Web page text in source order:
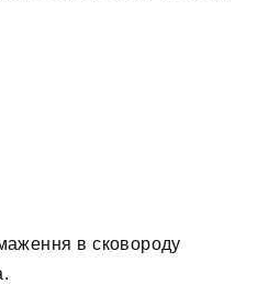
в сковороду